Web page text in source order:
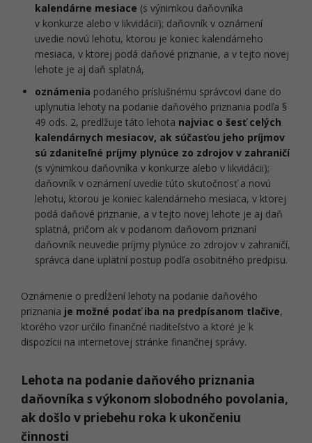
kalendárne mesiace (s výnimkou daňovníka
v konkurze alebo v likvidácii); daňovník v oznámení
uvedie novú lehotu, ktorou je koniec kalendárneho
mesiaca, v ktorej podá daňové priznanie, a v tejto novej
lehote je aj daň splatná,
oznámenia podaného príslušnému správcovi dane do
uplynutia lehoty na podanie daňového priznania podľa §
49 ods. 2, predlžuje táto lehota najviac o šesť celých
kalendárnych mesiacov, ak súčasťou jeho príjmov
sú zdaniteľné príjmy plynúce zo zdrojov v zahraničí
(s výnimkou daňovníka v konkurze alebo v likvidácii);
daňovník v oznámení uvedie túto skutočnosť a novú
lehotu, ktorou je koniec kalendárneho mesiaca, v ktorej
podá daňové priznanie, a v tejto novej lehote je aj daň
splatná, pričom ak v podanom daňovom priznaní
daňovník neuvedie príjmy plynúce zo zdrojov v zahraničí,
správca dane uplatní postup podľa osobitného predpisu.
Oznámenie o predĺžení lehoty na podanie daňového
priznania je možné podať iba na predpísanom tlačive,
ktorého vzor určilo finančné riaditeľstvo a ktoré je k
dispozícii na internetovej stránke finančnej správy.
Lehota na podanie daňového priznania
daňovníka s výkonom slobodného povolania,
ak došlo v priebehu roka k ukončeniu
činnosti